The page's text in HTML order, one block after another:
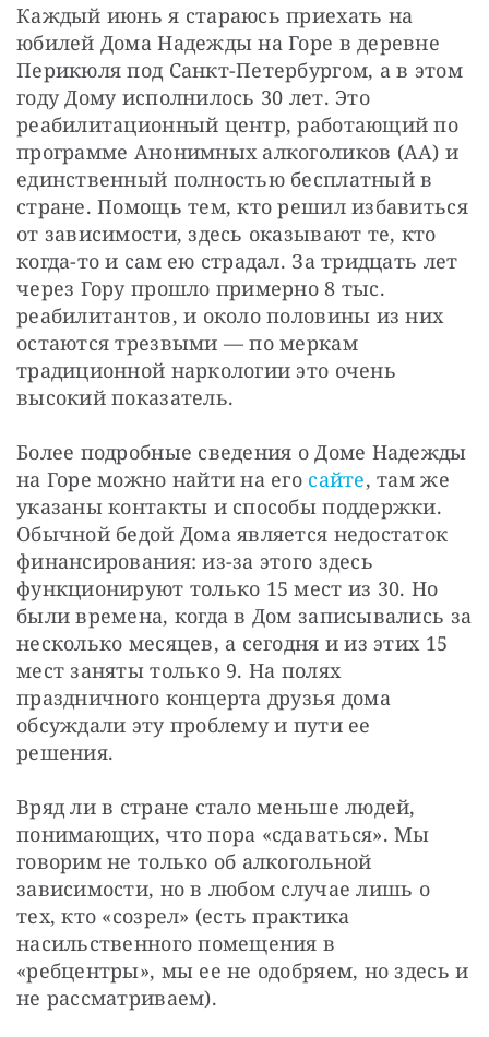
Каждый июнь я стараюсь приехать на
юбилей Дома Надежды на Горе в деревне
Перикюля под Санкт-Петербургом, а в этом
году Дому исполнилось 30 лет. Это
реабилитационный центр, работающий по
программе Анонимных алкоголиков (АА) и
единственный полностью бесплатный в
стране. Помощь тем, кто решил избавиться
от зависимости, здесь оказывают те, кто
когда-то и сам ею страдал. За тридцать лет
через Гору прошло примерно 8 тыс.
реабилитантов, и около половины из них
остаются трезвыми — по меркам
традиционной наркологии это очень
высокий показатель.
Более подробные сведения о Доме Надежды
на Горе можно найти на его сайте, там же
указаны контакты и способы поддержки.
Обычной бедой Дома является недостаток
финансирования: из-за этого здесь
функционируют только 15 мест из 30. Но
были времена, когда в Дом записывались за
несколько месяцев, а сегодня и из этих 15
мест заняты только 9. На полях
праздничного концерта друзья дома
обсуждали эту проблему и пути ее
решения.
Вряд ли в стране стало меньше людей,
понимающих, что пора «сдаваться». Мы
говорим не только об алкогольной
зависимости, но в любом случае лишь о
тех, кто «созрел» (есть практика
насильственного помещения в
«ребцентры», мы ее не одобряем, но здесь и
не рассматриваем).